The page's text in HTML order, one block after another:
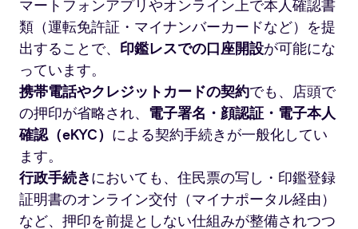
マートフォンアプリやオンライン上で本人確認書
類（運転免許証・マイナンバーカードなど）を提
出することで、 印鑑レスでの口座開設が可能にな
っています。
携帯電話やクレジットカードの契約でも、店頭で
の押印が省略され、 電子署名・顔認証・電子本人
確認（eKYC） による契約手続きが一般化してい
ます。
行政手続きにおいても、住民票の写し・印鑑登録
証明書のオンライン交付（マイナポータル経由）
など、押印を前提としない仕組みが整備されつつ